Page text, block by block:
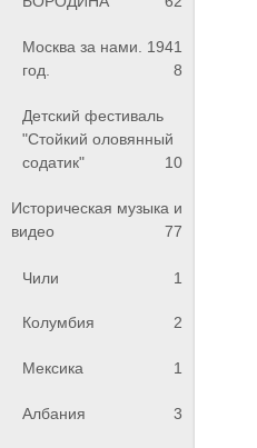
Москва за нами. 1941
год.
8
Детский фестиваль
"Стойкий оловянный
содатик"
10
Историческая музыка и
видео
77
Чили 1
Колумбия 2
Мексика 1
Албания 3